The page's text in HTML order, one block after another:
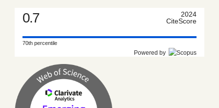
0.7
2024
CiteScore
70th percentile
Powered by